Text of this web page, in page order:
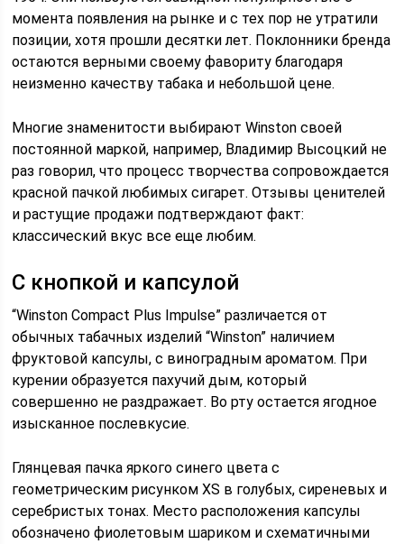
момента появления на рынке и с тех пор не утратили
позиции, хотя прошли десятки лет. Поклонники бренда
остаются верными своему фавориту благодаря
неизменно качеству табака и небольшой цене.
Многие знаменитости выбирают Winston своей
постоянной маркой, например, Владимир Высоцкий не
раз говорил, что процесс творчества сопровождается
красной пачкой любимых сигарет. Отзывы ценителей
и растущие продажи подтверждают факт:
классический вкус все еще любим.
С кнопкой и капсулой
“Winston Compact Plus Impulse” различается от
обычных табачных изделий “Winston” наличием
фруктовой капсулы, с виноградным ароматом. При
курении образуется пахучий дым, который
совершенно не раздражает. Во рту остается ягодное
изысканное послевкусие.
Глянцевая пачка яркого синего цвета с
геометрическим рисунком XS в голубых, сиреневых и
серебристых тонах. Место расположения капсулы
обозначено фиолетовым шариком и схематичными